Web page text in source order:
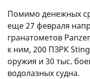
Помимо денежных
еще 27 февраля
гранатометов
к ним, 200 ПЗРК
оружия и 30 тыс.
водолазных судна.